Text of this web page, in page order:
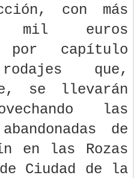
con más
mil euros
por capítulo
que,
se llevarán
las
de
en las Rozas
Ciudad de la